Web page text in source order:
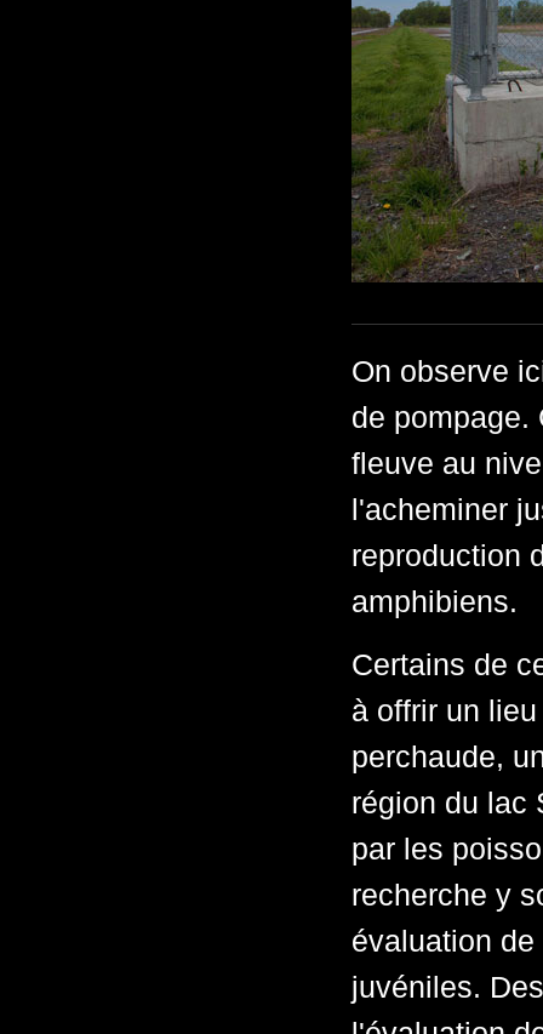
On observe
de pompage.
fleuve au
l'acheminer
reproduction
amphibiens.
Certains de
à offrir un
perchaude,
région du lac
par les
recherche y
évaluation
juvéniles.